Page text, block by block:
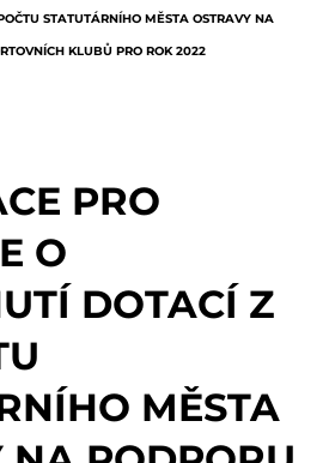
STATUTÁRNÍHO MĚSTA OSTRAVY NA
KLUBŮ PRO ROK 2022
PRO
O
DOTACÍ Z
MĚSTA